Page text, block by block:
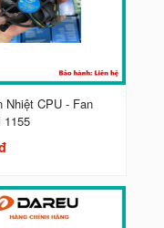
Nhiệt CPU - Fan
1155